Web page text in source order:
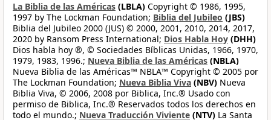
La Biblia de las Américas (LBLA) Copyright © 1986, 1995,
1997 by The Lockman Foundation; Biblia del Jubileo (JBS)
Biblia del Jubileo 2000 (JUS) © 2000, 2001, 2010, 2014, 2017,
2020 by Ransom Press International; Dios Habla Hoy (DHH)
Dios habla hoy ®, © Sociedades Bíblicas Unidas, 1966, 1970,
1979, 1983, 1996.; Nueva Biblia de las Américas (NBLA)
Nueva Biblia de las Américas™ NBLA™ Copyright © 2005 por
The Lockman Foundation; Nueva Biblia Viva (NBV) Nueva
Biblia Viva, © 2006, 2008 por Biblica, Inc.® Usado con
permiso de Biblica, Inc.® Reservados todos los derechos en
todo el mundo.; Nueva Traducción Viviente (NTV) La Santa